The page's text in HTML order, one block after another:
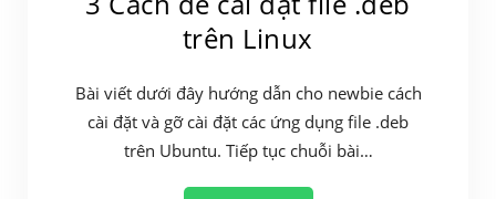
trên Linux
Bài viết dưới đây hướng dẫn cho newbie cách
cài đặt và gỡ cài đặt các ứng dụng file .deb
trên Ubuntu. Tiếp tục chuỗi bài…